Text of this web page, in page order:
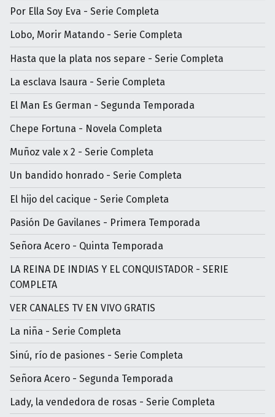
Por Ella Soy Eva - Serie Completa
Lobo, Morir Matando - Serie Completa
Hasta que la plata nos separe - Serie Completa
La esclava Isaura - Serie Completa
El Man Es German - Segunda Temporada
Chepe Fortuna - Novela Completa
Muñoz vale x 2 - Serie Completa
Un bandido honrado - Serie Completa
El hijo del cacique - Serie Completa
Pasión De Gavilanes - Primera Temporada
Señora Acero - Quinta Temporada
LA REINA DE INDIAS Y EL CONQUISTADOR - SERIE
COMPLETA
VER CANALES TV EN VIVO GRATIS
La niña - Serie Completa
Sinú, río de pasiones - Serie Completa
Señora Acero - Segunda Temporada
Lady, la vendedora de rosas - Serie Completa